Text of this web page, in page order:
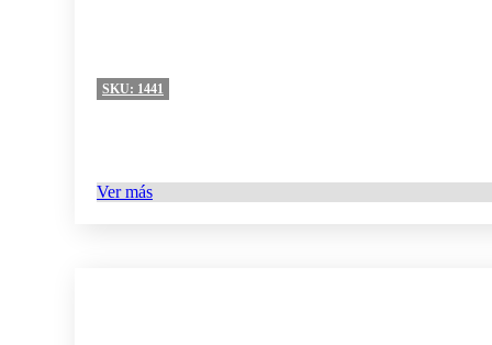
SKU: 1441
Ver más